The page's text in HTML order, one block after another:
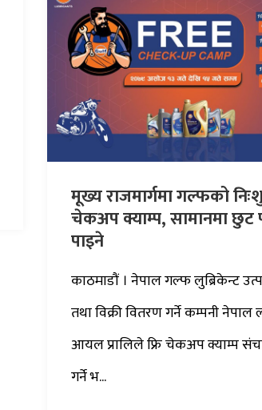
मूख्य राजमार्गमा गल्फको
चेकअप क्याम्प, सामानमा छुट
पाइने
काठमाडौं । नेपाल गल्फ लुब्रिकेन्ट
तथा विक्री वितरण गर्ने कम्पनी नेपाल
आयल प्रालिले फ्रि चेकअप क्याम्प
गर्ने भ...